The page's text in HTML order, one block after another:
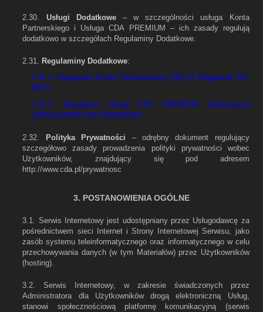
2.30. Usługi Dodatkowe– w szczególności usługa Konta
Partnerskiego i Usługa CDA PREMIUM – ich zasady regulują
dodatkowo w szczegółach Regulaminy Dodatkowe.
2.31. Regulaminy Dodatkowe:
2.31.1. Regulamin Konta Partnerskiego CDA.pl (Regulamin KP,
RKP)
2.31.2. Regulamin Usługi CDA PREMIUM Subskrypcja
(„REGULAMIN CDA PREMIUM”)
2.32. Polityka Prywatności – odrębny dokument regulujący
szczegółowo zasady prowadzenia polityki prywatności wobec
Użytkowników, znajdujący się pod adresem
http://www.cda.pl/prywatnosc
3. POSTANOWIENIA OGÓLNE
3.1. Serwis Internetowy jest udostępniany przez Usługodawcę za
pośrednictwem sieci Internet i Strony Internetowej Serwisu, jako
zasób systemu teleinformatycznego oraz informatycznego w celu
przechowywania danych (w tym Materiałów) przez Użytkowników
(hosting).
3.2. Serwis Internetowy, w zakresie świadczonych przez
Administratora dla Użytkowników drogą elektroniczną Usług,
stanowi społecznościową platformę komunikacyjną (serwis